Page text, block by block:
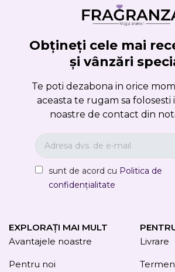
Obțineți cele mai
și vânzări
Te poti dezabona in orice
aceasta te rugam sa
noastre de contact din
sunt de acord cu Politica de
confidențialitate
EXPLORAȚI MAI MULT
Avantajele noastre
Pentru noi
Livrare